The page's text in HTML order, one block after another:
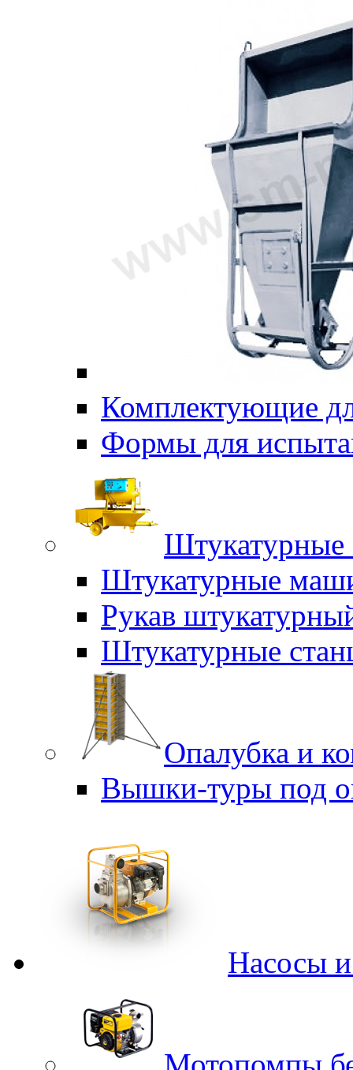
Комплектующие
Формы для
Штукатурные
Штукатурные
Рукав
Штукатурные
Опалубка и
Вышки-туры под
Насосы